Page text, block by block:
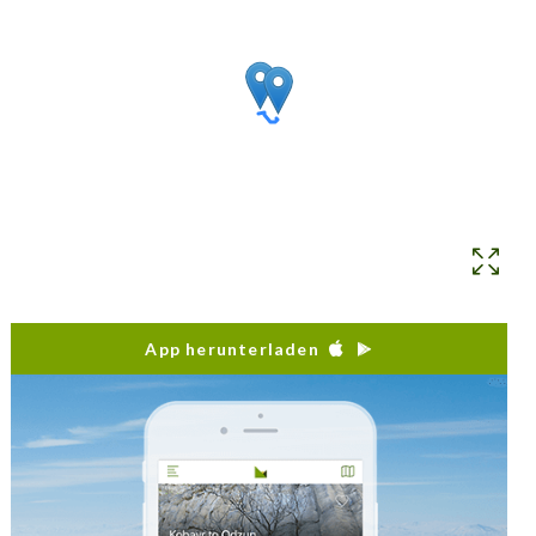
entweder am Noravank-Kloster oder im 10 km
entfernten Dorf Areni. Andere Routen durch das
Reservat, wie die Pfade Chukar und Noravank, sind
App herunterladen